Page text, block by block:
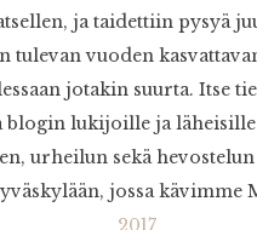
ja taidettiin pysyä
vuoden
jotakin suurta. Itse
blogin lukijoille ja
urheilun sekä
jossa kävimme